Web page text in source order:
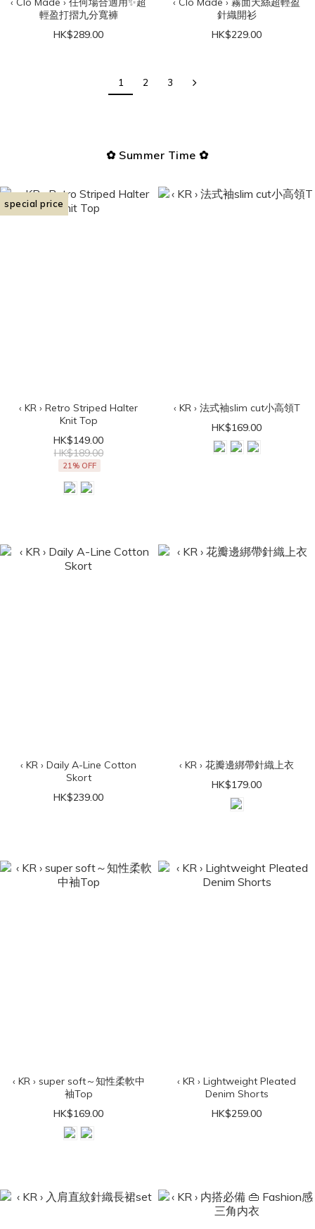
輕盈打摺九分寬褲
HK$289.00
針織開衫
HK$229.00
1 2 3
✿ Summer Time ✿
special price
‹ KR › Retro Striped Halter
Knit Top
HK$149.00
HK$189.00
21% OFF
‹ KR › 法式袖slim cut小高領T
HK$169.00
‹ KR › Daily A-Line Cotton
Skort
HK$239.00
‹ KR › 花瓣邊綁帶針織上衣
HK$179.00
‹ KR › super soft～知性柔軟中
袖Top
HK$169.00
‹ KR › Lightweight Pleated
Denim Shorts
HK$259.00